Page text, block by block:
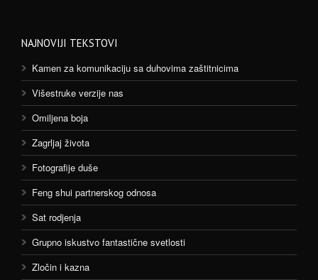
NAJNOVIJI TEKSTOVI
Kamen za komunikaciju sa duhovima zaštitnicima
Višestruke verzije nas
Omiljena boja
Zagrljaj života
Fotografije duše
Feng shui partnerskog odnosa
Sat rodjenja
Grupno iskustvo fantastične svetlosti
Zločin i kazna